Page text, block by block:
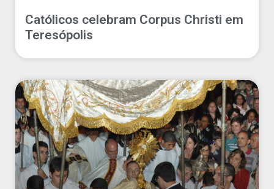
Católicos celebram Corpus Christi em
Teresópolis